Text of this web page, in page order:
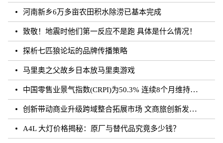
河南新乡6万多亩农田积水除涝已基本完成
致敬！地震时他们第一反应不是跑 具体是什么情况！
探析七匹狼论坛的品牌传播策略
马里奥之父故乡日本放马里奥游戏
中国零售业景气指数(CRPI)为50.3% 连续8个月维持在扩张区间
创新带动商业升级跨域整合拓展市场 文商旅创新发展论坛举办
A4L 大灯价格揭秘：原厂与替代品究竟多少钱？